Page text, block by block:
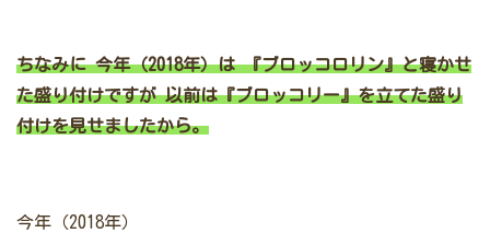
ちなみに今年（2018年）は 『ブロッコロリン』と寝かせ
た盛り付けですが以前は『ブロッコリー』を立てた盛り
付けを見せましたから。
今年（2018年）